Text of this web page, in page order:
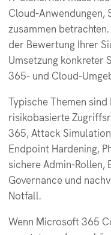
Cloud-Anwendungen,
zusammen
der Bewertung Ihrer
Umsetzung konkreter
365- und Cloud-
Typische Themen
risikobasierte
365, Attack
Endpoint Hardening,
sichere Admin-Rollen,
Governance und
Notfall.
Wenn Microsoft 365